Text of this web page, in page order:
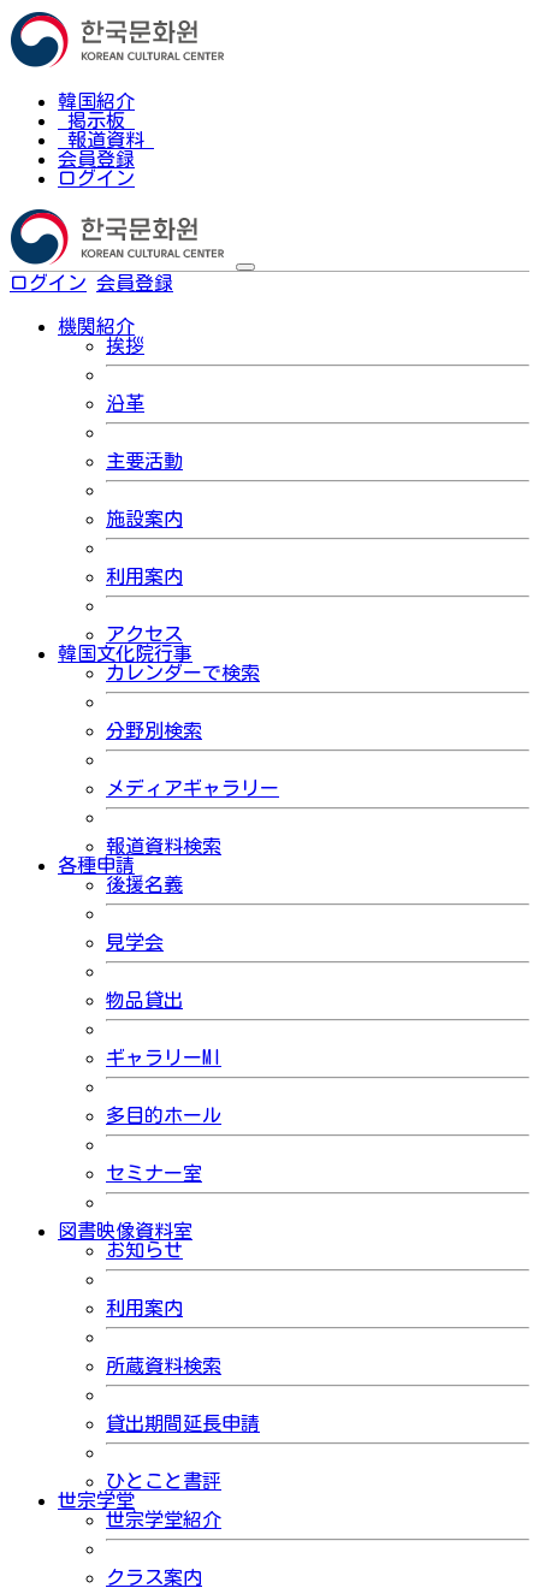
韓国紹介
掲示板
報道資料
会員登録
ログイン
ログイン 会員登録
機関紹介
挨拶
沿革
主要活動
施設案内
利用案内
アクセス
韓国文化院行事
カレンダーで検索
分野別検索
メディアギャラリー
報道資料検索
各種申請
後援名義
見学会
物品貸出
ギャラリーMI
多目的ホール
セミナー室
図書映像資料室
お知らせ
利用案内
所蔵資料検索
貸出期間延長申請
ひとこと書評
世宗学堂
世宗学堂紹介
クラス案内